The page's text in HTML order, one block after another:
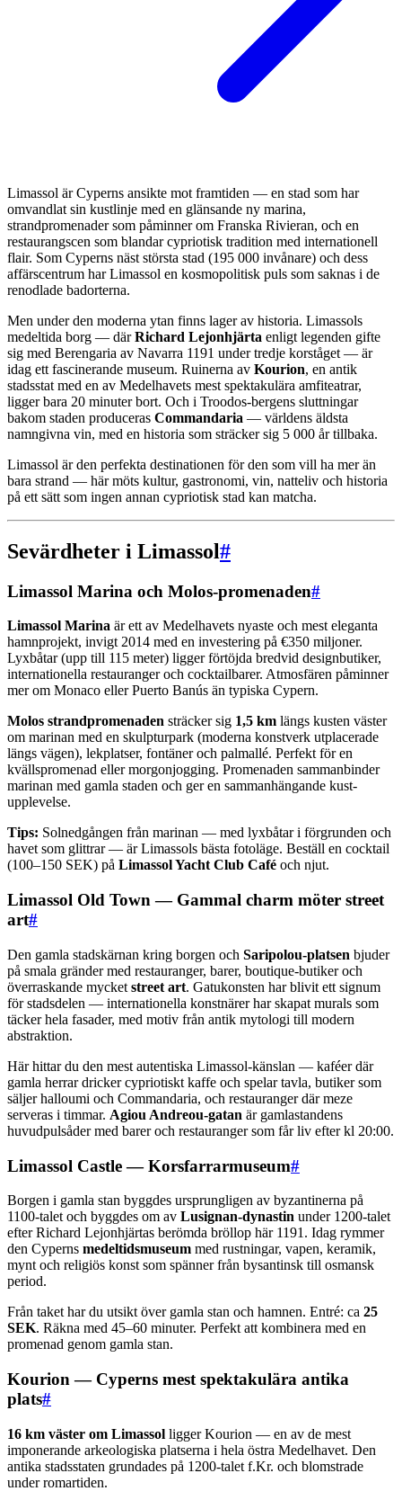
Limassol är Cyperns ansikte mot framtiden — en stad som har
omvandlat sin kustlinje med en glänsande ny marina,
strandpromenader som påminner om Franska Rivieran, och en
restaurangscen som blandar cypriotisk tradition med internationell
flair. Som Cyperns näst största stad (195 000 invånare) och dess
affärscentrum har Limassol en kosmopolitisk puls som saknas i de
renodlade badorterna.
Men under den moderna ytan finns lager av historia. Limassols
medeltida borg — därRichard Lejonhjärta enligt legenden gifte
sig med Berengaria av Navarra 1191 under tredje korståget — är
idag ett fascinerande museum. Ruinerna av Kourion, en antik
stadsstat med en av Medelhavets mest spektakulära amfiteatrar,
ligger bara 20 minuter bort. Och i Troodos-bergens sluttningar
bakom staden produceras Commandaria — världens äldsta
namngivna vin, med en historia som sträcker sig 5 000 år tillbaka.
Limassol är den perfekta destinationen för den som vill ha mer än
bara strand — här möts kultur, gastronomi, vin, natteliv och historia
på ett sätt som ingen annan cypriotisk stad kan matcha.
Sevärdheter i Limassol#
Limassol Marina och Molos-promenaden#
Limassol Marina är ett av Medelhavets nyaste och mest eleganta
hamnprojekt, invigt 2014 med en investering på €350 miljoner.
Lyxbåtar (upp till 115 meter) ligger förtöjda bredvid designbutiker,
internationella restauranger och cocktailbarer. Atmosfären påminner
mer om Monaco eller Puerto Banús än typiska Cypern.
Molos strandpromenaden sträcker sig 1,5 km längs kusten väster
om marinan med en skulpturpark (moderna konstverk utplacerade
längs vägen), lekplatser, fontäner och palmallé. Perfekt för en
kvällspromenad eller morgonjogging. Promenaden sammanbinder
marinan med gamla staden och ger en sammanhängande kust-
upplevelse.
Tips: Solnedgången från marinan — med lyxbåtar i förgrunden och
havet som glittrar — är Limassols bästa fotoläge. Beställ en cocktail
(100–150 SEK) på Limassol Yacht Club Café och njut.
Limassol Old Town — Gammal charm möter street
art#
Den gamla stadskärnan kring borgen och Saripolou-platsen bjuder
på smala gränder med restauranger, barer, boutique-butiker och
överraskande mycket street art. Gatukonsten har blivit ett signum
för stadsdelen — internationella konstnärer har skapat murals som
täcker hela fasader, med motiv från antik mytologi till modern
abstraktion.
Här hittar du den mest autentiska Limassol-känslan — kaféer där
gamla herrar dricker cypriotiskt kaffe och spelar tavla, butiker som
säljer halloumi och Commandaria, och restauranger där meze
serveras i timmar. Agiou Andreou-gatan är gamlastandens
huvudpulsåder med barer och restauranger som får liv efter kl 20:00.
Limassol Castle — Korsfarrarmuseum#
Borgen i gamla stan byggdes ursprungligen av byzantinerna på
1100-talet och byggdes om av Lusignan-dynastin under 1200-talet
efter Richard Lejonhjärtas berömda bröllop här 1191. Idag rymmer
den Cyperns medeltidsmuseum med rustningar, vapen, keramik,
mynt och religiös konst som spänner från bysantinsk till osmansk
period.
Från taket har du utsikt över gamla stan och hamnen. Entré: ca 25
SEK. Räkna med 45–60 minuter. Perfekt att kombinera med en
promenad genom gamla stan.
Kourion — Cyperns mest spektakulära antika
plats#
16 km väster om Limassol ligger Kourion — en av de mest
imponerande arkeologiska platserna i hela östra Medelhavet. Den
antika stadsstaten grundades på 1200-talet f.Kr. och blomstrade
under romartiden.